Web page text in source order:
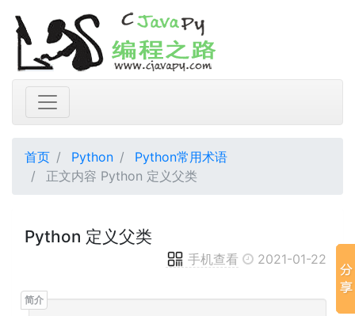
首页 Python
Python常用术语
正文内容 Python 定义父类
Python 定义父类
手机查看 2021-01-22